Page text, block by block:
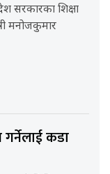
सरकारका शिक्षा
मनोजकुमार
कडा